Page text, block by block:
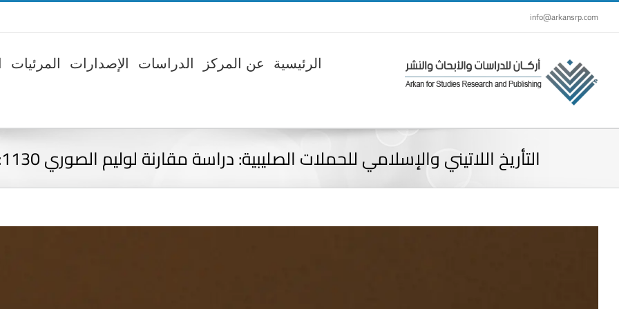
Skip
to
info@arkansrp.com
الرئيسية عن المركز الدراسات الإصدارات المرئيات
التأريخ اللاتيني والإسلامي للحملات الصليبية: دراسة مقارنة لوليم الصوري 1130: 1185م وابن الأثير 1160 : 1232م